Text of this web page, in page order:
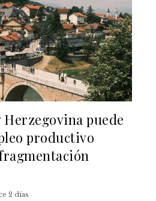
Herzegovina puede
productivo
2 días